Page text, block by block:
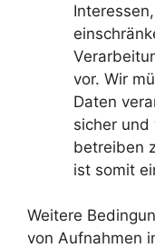
vor. Wir
Daten
sicher
betreiben
ist somit
Weitere
von Aufnahmen